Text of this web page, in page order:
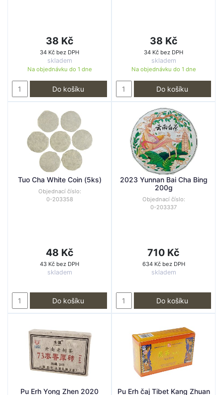
38 Kč
34 Kč bez DPH
skladem
Na objednávku do 1 dne
Do košíku
38 Kč
34 Kč bez DPH
skladem
Na objednávku do 1 dne
Do košíku
Tuo Cha White Coin (5ks)
Objednací číslo:
0-203358
48 Kč
43 Kč bez DPH
skladem
Do košíku
2023 Yunnan Bai Cha Bing
200g
Objednací číslo:
0-203337
710 Kč
634 Kč bez DPH
skladem
Do košíku
Pu Erh Yong Zhen 2020 Pu Erh čaj Tibet Kang Zhuan